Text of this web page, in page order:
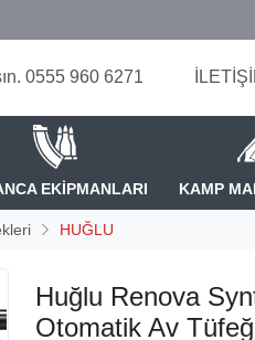
0555 960 6271
EKİPMANLARI KAMP
HUĞLU
Huğlu Renova
Otomatik Av